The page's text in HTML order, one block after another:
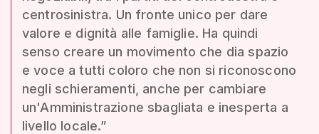
centrosinistra. Un fronte unico per dare
valore e dignità alle famiglie. Ha quindi
senso creare un movimento che dia spazio
e voce a tutti coloro che non si riconoscono
negli schieramenti, anche per cambiare
un'Amministrazione sbagliata e inesperta a
livello locale.”